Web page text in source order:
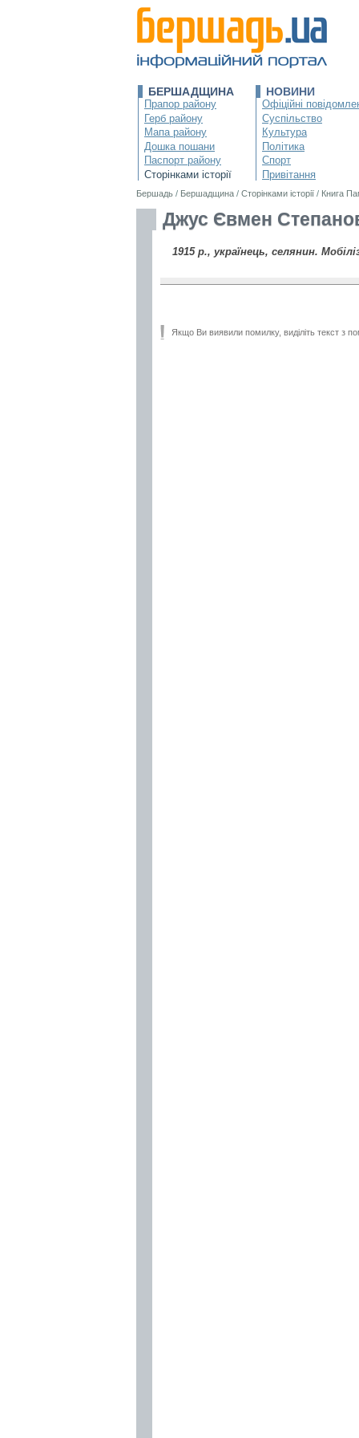
БЕРШАДЩИНА
Прапор району
Герб району
Мапа району
Дошка пошани
Паспорт району
Сторінками історії
НОВИНИ
Офіційні
Суспільство
Культура
Політика
Спорт
Привітання
Бершадь / Бершадщина / Сторінками історії / Книга
Джус Євмен
1915 р., українець, селянин.
Якщо Ви виявили помилку, виділіть текст з